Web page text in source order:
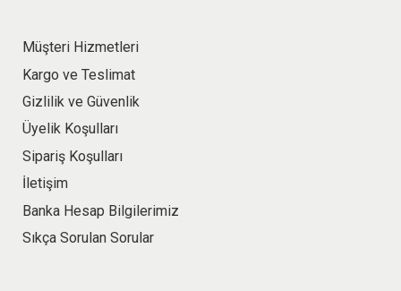
Müşteri Hizmetleri
Kargo ve Teslimat
Gizlilik ve Güvenlik
Üyelik Koşulları
Sipariş Koşulları
İletişim
Banka Hesap Bilgilerimiz
Sıkça Sorulan Sorular